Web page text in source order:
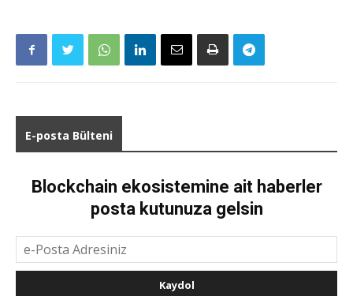
E-posta Bülteni
Blockchain ekosistemine ait haberler
posta kutunuza gelsin